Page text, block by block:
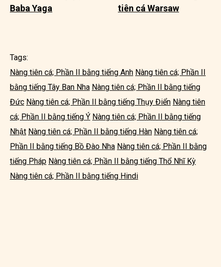
Baba Yaga
tiên cá Warsaw
Tags:
Nàng tiên cá; Phần II bằng tiếng Anh Nàng tiên cá; Phần II
bằng tiếng Tây Ban Nha Nàng tiên cá; Phần II bằng tiếng
Đức Nàng tiên cá; Phần II bằng tiếng Thụy Điển Nàng tiên
cá; Phần II bằng tiếng Ý Nàng tiên cá; Phần II bằng tiếng
Nhật Nàng tiên cá; Phần II bằng tiếng Hàn Nàng tiên cá;
Phần II bằng tiếng Bồ Đào Nha Nàng tiên cá; Phần II bằng
tiếng Pháp Nàng tiên cá; Phần II bằng tiếng Thổ Nhĩ Kỳ
Nàng tiên cá; Phần II bằng tiếng Hindi